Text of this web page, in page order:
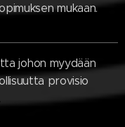
mukaan.
johon myydään
provisio